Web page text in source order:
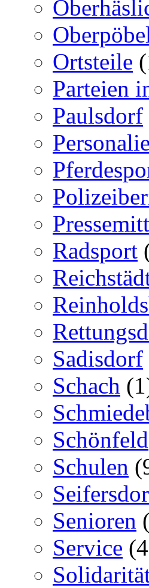
Oberpöbel
Ortsteile
Parteien
Paulsdorf
Radsport
Sadisdorf
Schach
Schönfeld
Schulen
Senioren
Service